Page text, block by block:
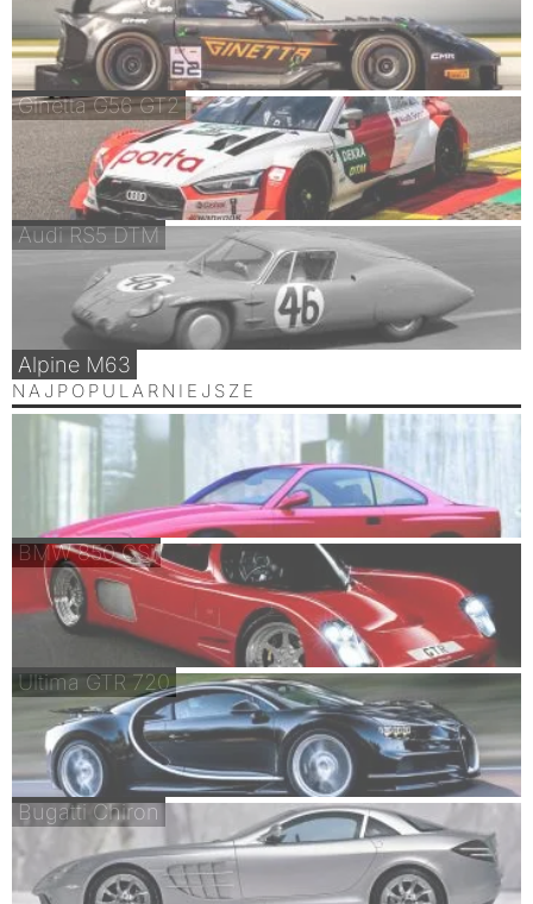
Ginetta G56 GT2
Audi RS5 DTM
Alpine M63
NAJPOPULARNIEJSZE
BMW 850 CSi
Ultima GTR 720
Bugatti Chiron